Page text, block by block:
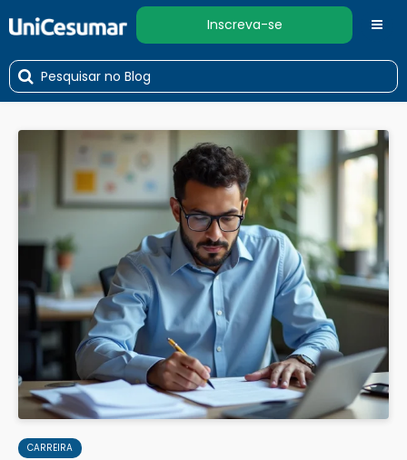
Inscreva-se
CARREIRA